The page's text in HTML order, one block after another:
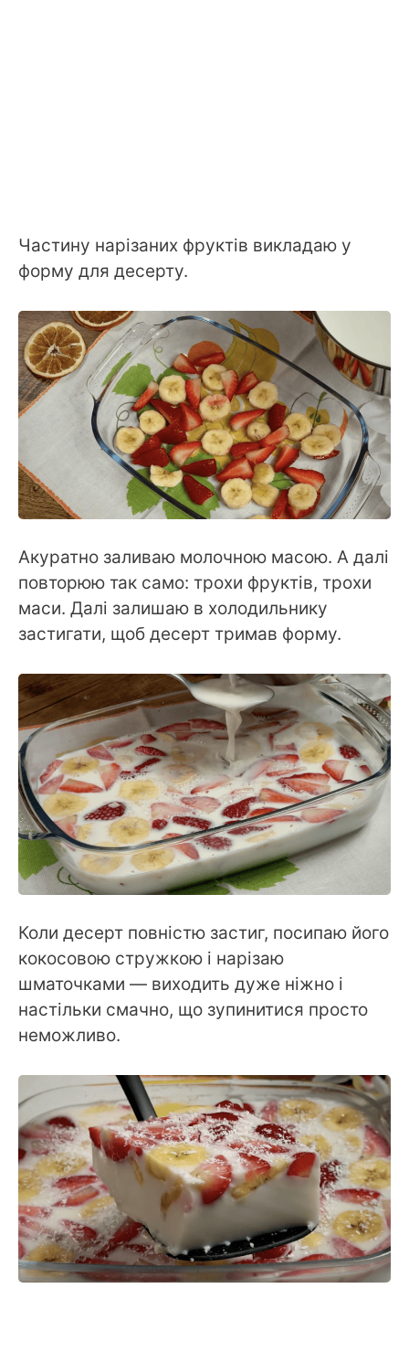
Частину нарізаних фруктів викладаю у
форму для десерту.
Акуратно заливаю молочною масою. А далі
повторюю так само: трохи фруктів, трохи
маси. Далі залишаю в холодильнику
застигати, щоб десерт тримав форму.
Коли десерт повністю застиг, посипаю його
кокосовою стружкою і нарізаю
шматочками — виходить дуже ніжно і
настільки смачно, що зупинитися просто
неможливо.